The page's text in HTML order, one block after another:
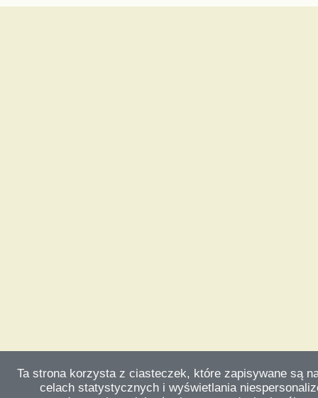
Ta strona korzysta z ciasteczek, które zapisywane są
celach statystycznych i wyświetlania